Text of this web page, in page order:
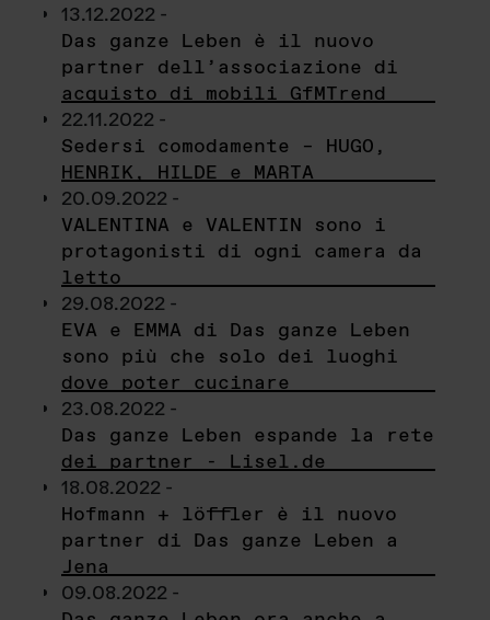
13.12.2022 -
Das ganze Leben è il nuovo
partner dell’associazione di
acquisto di mobili GfMTrend
22.11.2022 -
Sedersi comodamente – HUGO,
HENRIK, HILDE e MARTA
20.09.2022 -
VALENTINA e VALENTIN sono i
protagonisti di ogni camera da
letto
29.08.2022 -
EVA e EMMA di Das ganze Leben
sono più che solo dei luoghi
dove poter cucinare
23.08.2022 -
Das ganze Leben espande la rete
dei partner - Lisel.de
18.08.2022 -
Hofmann + löffler è il nuovo
partner di Das ganze Leben a
Jena
09.08.2022 -